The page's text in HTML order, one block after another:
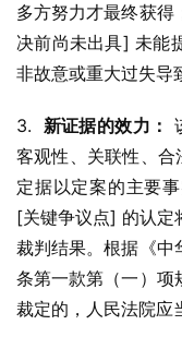
多方努力才最终获得
决前尚未出具] 未能
非故意或重大过失导
3. 新证据的效力：
客观性、关联性、
定据以定案的主要
[关键争议点] 的认定
裁判结果。根据《中
条第一款第（一）项
裁定的，人民法院应